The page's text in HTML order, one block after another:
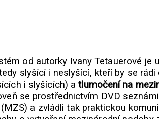
od autorky Ivany Tetauerové
slyšící i neslyšící, kteří by se
i slyšících) a tlumočení na
se prostřednictvím DVD
a zvládli tak praktickou